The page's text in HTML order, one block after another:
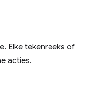
Elke tekenreeks of
acties.